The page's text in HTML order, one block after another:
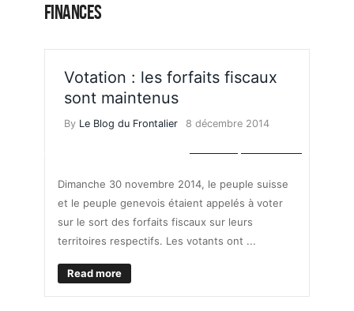
FINANCES
Votation : les forfaits fiscaux
sont maintenus
By Le Blog du Frontalier 8 décembre 2014
Dimanche 30 novembre 2014, le peuple suisse
et le peuple genevois étaient appelés à voter
sur le sort des forfaits fiscaux sur leurs
territoires respectifs. Les votants ont ...
Read more